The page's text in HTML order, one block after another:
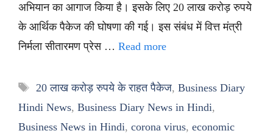
अभियान का आगाज किया है। इसके लिए 20 लाख करोड़ रुपये
के आर्थिक पैकेज की घोषणा की गई। इस संबंध में वित्त मंत्री
निर्मला सीतारमण प्रेस … Read more
Tags
20 लाख करोड़ रुपये के राहत पैकेज, Business Diary
Hindi News, Business Diary News in Hindi,
Business News in Hindi, corona virus, economic